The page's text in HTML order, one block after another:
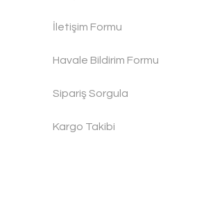
İletişim Formu
Havale Bildirim Formu
Sipariş Sorgula
Kargo Takibi